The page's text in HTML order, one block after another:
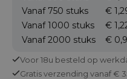
Vanaf 750 stuks €
Vanaf 1000 stuks €
Vanaf 2000 stuks €
Voor 18u besteld op
Gratisverzending vanaf €